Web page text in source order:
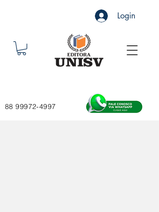
Login
88 99972-4997